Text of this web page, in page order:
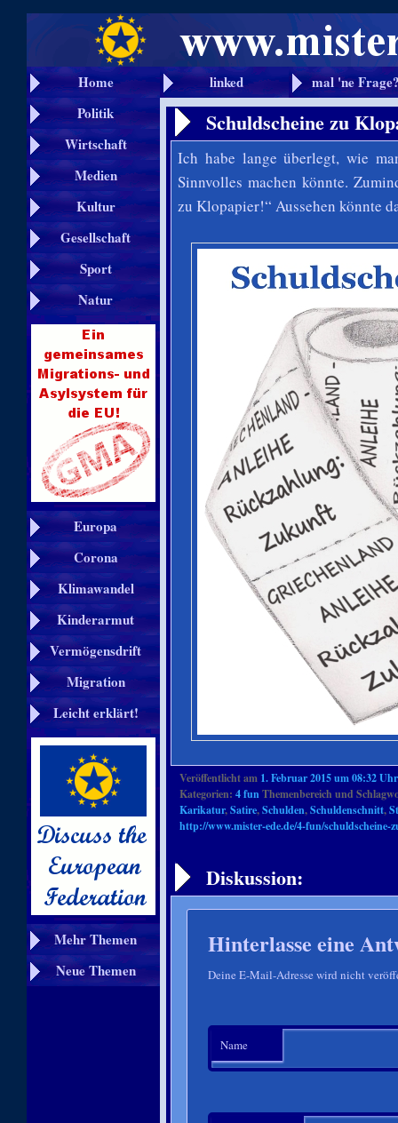
Home linked
mal 'ne
Politik
Wirtschaft
Medien
Kultur
Gesellschaft
Sport
Natur
Europa
Corona
Klimawandel
Kinderarmut
Vermögensdrift
Migration
Leicht erklärt!
Mehr Themen
Neue Themen
Schuldscheine zu
Ich habe lange überlegt, wie
Sinnvolles machen könnte.
zu Klopapier!“ Aussehen könnte
Veröffentlicht am 1. Februar 2015 um 08:32 Uhr
Kategorien: 4 funThemenbereich und
Karikatur,Satire,Schulden,Schuldenschnitt,
http://www.mister-ede.de/4-fun/schuldscheine-
Diskussion:
Hinterlasse eine
Deine E-Mail-Adresse wird nicht
Name